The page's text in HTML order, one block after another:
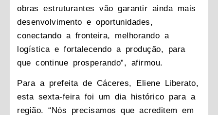
obras estruturantes vão garantir ainda mais
desenvolvimento e oportunidades,
conectando a fronteira, melhorando a
logística e fortalecendo a produção, para
que continue prosperando”, afirmou.
Para a prefeita de Cáceres, Eliene Liberato,
esta sexta-feira foi um dia histórico para a
região. “Nós precisamos que acreditem em